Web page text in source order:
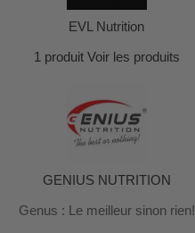
EVL Nutrition
1 produit Voir les produits
GENIUS NUTRITION
Genus : Le meilleur sinon rien!